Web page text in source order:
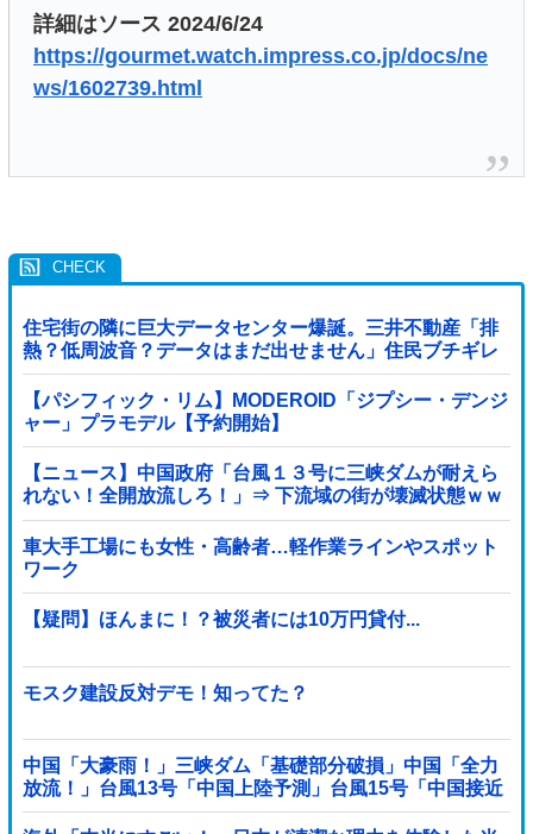
詳細はソース 2024/6/24
https://gourmet.watch.impress.co.jp/docs/ne
ws/1602739.html
住宅街の隣に巨大データセンター爆誕。三井不動産「排
熱？低周波音？データはまだ出せません」住民ブチギレ
【パシフィック・リム】MODEROID「ジプシー・デンジ
ャー」プラモデル【予約開始】
【ニュース】中国政府「台風１３号に三峡ダムが耐えら
れない！全開放流しろ！」⇒ 下流域の街が壊滅状態ｗｗ
ｗｗｗ
車大手工場にも女性・高齢者…軽作業ラインやスポット
ワーク
【疑問】ほんまに！？被災者には10万円貸付...
モスク建設反対デモ！知ってた？
中国「大豪雨！」三峡ダム「基礎部分破損」中国「全力
放流！」台風13号「中国上陸予測」台風15号「中国接近
（画像」中国「台風同時上陸！（穀物生産が壊滅危機」